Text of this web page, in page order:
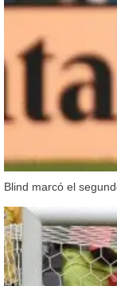
Blind marcó el